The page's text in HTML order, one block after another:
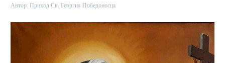
Автор: Приход Св. Георгия Победоносца